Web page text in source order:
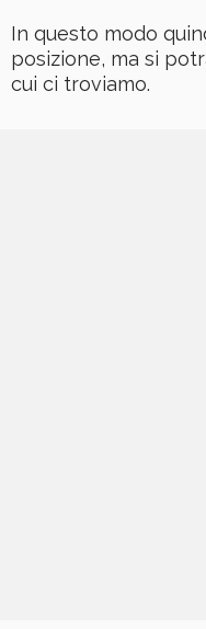
In questo modo
posizione, ma si
cui ci troviamo.